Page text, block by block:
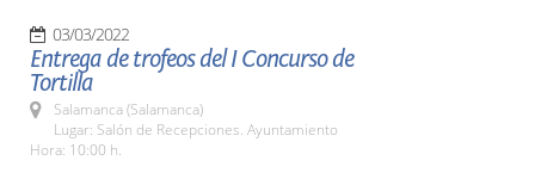
03/03/2022
Entrega de trofeos del I Concurso de
Tortilla
Salamanca (Salamanca)
Lugar: Salón de Recepciones. Ayuntamiento
Hora: 10:00 h.